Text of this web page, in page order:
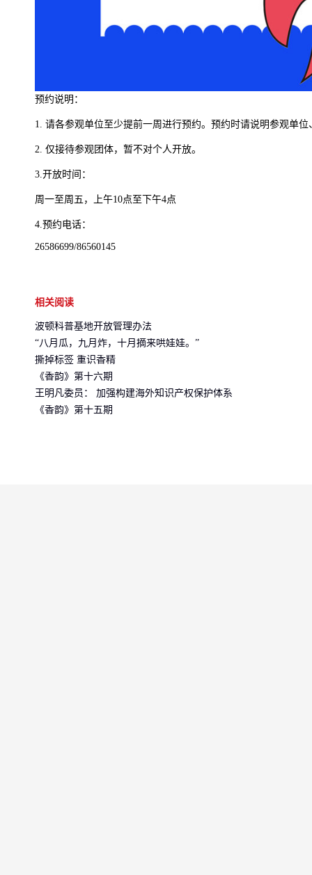
预约说明：
1. 请各参观单位至少提前一周进行预约。预约时请说明参观单
2. 仅接待参观团体，暂不对个人开放。
3.开放时间：
周一至周五，上午10点至下午4点
4.预约电话：
26586699/86560145
相关阅读
波顿科普基地开放管理办法
“八月瓜，九月炸，十月摘来哄娃娃。”
撕掉标签 重识香精
《香韵》第十六期
王明凡委员： 加强构建海外知识产权保护体系
《香韵》第十五期